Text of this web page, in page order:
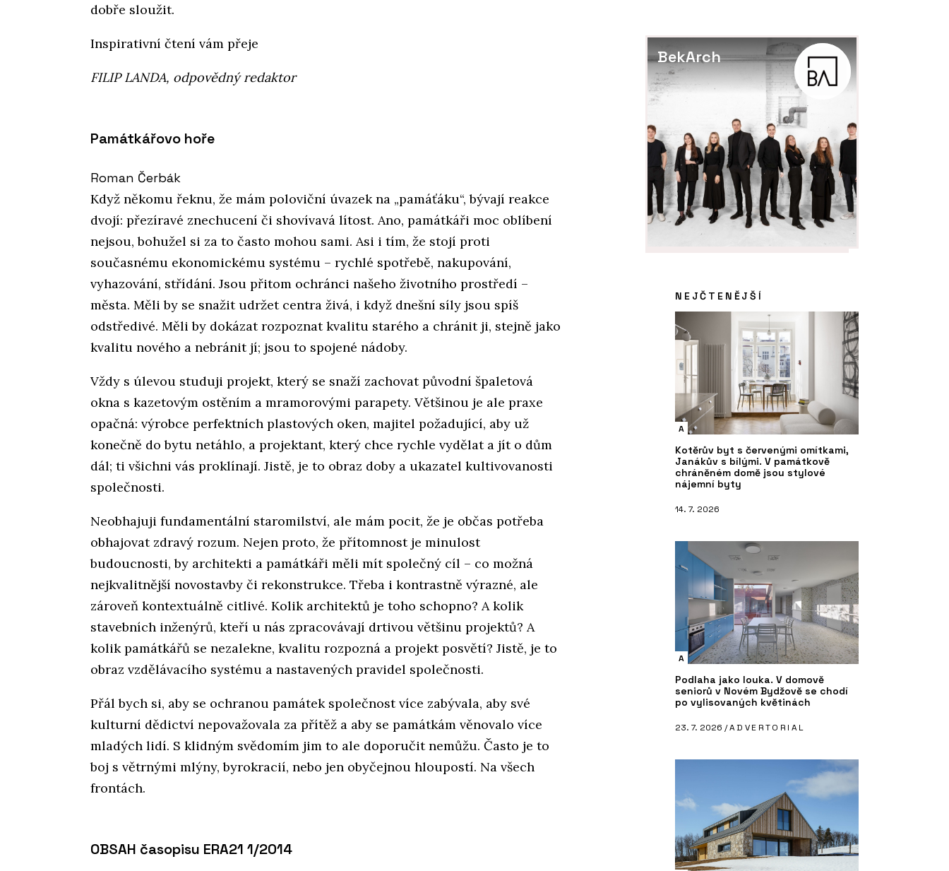
dobře sloužit.
Inspirativní čtení vám přeje
FILIP LANDA, odpovědný redaktor
Památkářovo hoře
Roman Čerbák
Když někomu řeknu, že mám poloviční úvazek na „pamáťáku“, bývají reakce
dvojí: přezíravé znechucení či shovívavá lítost. Ano, památkáři moc oblíbení
nejsou, bohužel si za to často mohou sami. Asi i tím, že stojí proti
současnému ekonomickému systému – rychlé spotřebě, nakupování,
vyhazování, střídání. Jsou přitom ochránci našeho životního prostředí –
města. Měli by se snažit udržet centra živá, i když dnešní síly jsou spíš
odstředivé. Měli by dokázat rozpoznat kvalitu starého a chránit ji, stejně jako
kvalitu nového a nebránit jí; jsou to spojené nádoby.
Vždy s úlevou studuji projekt, který se snaží zachovat původní špaletová
okna s kazetovým ostěním a mramorovými parapety. Většinou je ale praxe
opačná: výrobce perfektních plastových oken, majitel požadující, aby už
konečně do bytu netáhlo, a projektant, který chce rychle vydělat a jít o dům
dál; ti všichni vás proklínají. Jistě, je to obraz doby a ukazatel kultivovanosti
společnosti.
Neobhajuji fundamentální staromilství, ale mám pocit, že je občas potřeba
obhajovat zdravý rozum. Nejen proto, že přítomnost je minulost
budoucnosti, by architekti a památkáři měli mít společný cíl – co možná
nejkvalitnější novostavby či rekonstrukce. Třeba i kontrastně výrazné, ale
zároveň kontextuálně citlivé. Kolik architektů je toho schopno? A kolik
stavebních inženýrů, kteří u nás zpracovávají drtivou většinu projektů? A
kolik památkářů se nezalekne, kvalitu rozpozná a projekt posvětí? Jistě, je to
obraz vzdělávacího systému a nastavených pravidel společnosti.
Přál bych si, aby se ochranou památek společnost více zabývala, aby své
kulturní dědictví nepovažovala za přítěž a aby se památkám věnovalo více
mladých lidí. S klidným svědomím jim to ale doporučit nemůžu. Často je to
boj s větrnými mlýny, byrokracií, nebo jen obyčejnou hloupostí. Na všech
frontách.
OBSAH časopisu ERA21 1/2014
BekArch
NEJČTENĚJŠÍ
A
Kotěrův byt s červenými omítkami,
Janákův s bílými. V památkově
chráněném domě jsou stylové
nájemní byty
14. 7. 2026
A
Podlaha jako louka. V domově
seniorů v Novém Bydžově se chodí
po vylisovaných květinách
23. 7. 2026 /ADVERTORIAL